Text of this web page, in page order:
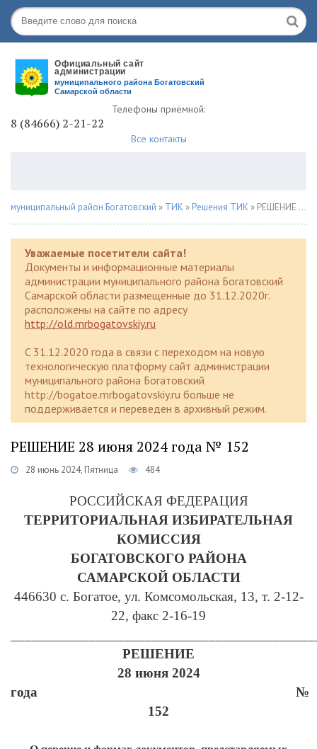
Телефоны приёмной:
8 (84666) 2-21-22
Все контакты
муниципальный район Богатовский » ТИК » Решения ТИК » РЕШЕНИЕ 28 июня 2024 года № 152
Уважаемые посетители сайта!
Документы и информационные материалы
администрации муниципального района Богатовский
Самарской области размещенные до 31.12.2020г.
расположены на сайте по адресу
http://old.mrbogatovskiy.ru
C 31.12.2020 года в связи с переходом на новую
технологическую платформу сайт администрации
муниципального района Богатовский
http://bogatoe.mrbogatovskiy.ru больше не
поддерживается и переведен в архивный режим.
РЕШЕНИЕ 28 июня 2024 года № 152
28 июнь 2024, Пятница 484
РОССИЙСКАЯ ФЕДЕРАЦИЯ
ТЕРРИТОРИАЛЬНАЯ ИЗБИРАТЕЛЬНАЯ
КОМИССИЯ
БОГАТОВСКОГО РАЙОНА
САМАРСКОЙ ОБЛАСТИ
446630 с. Богатое, ул. Комсомольская, 13, т. 2-12-
22, факс 2-16-19
РЕШЕНИЕ
28 июня 2024
года №
152